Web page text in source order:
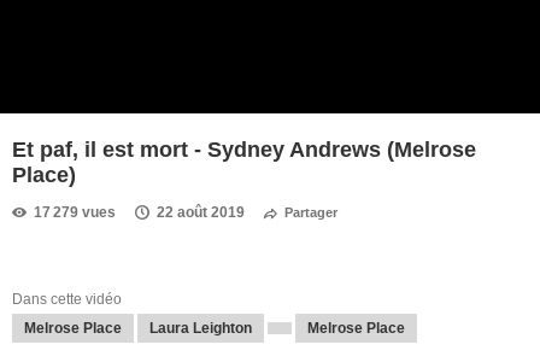
Et paf, il est mort - Sydney Andrews (Melrose
Place)
17 279 vues 22 août 2019 Partager
Dans cette vidéo
Melrose Place
Laura Leighton Melrose Place